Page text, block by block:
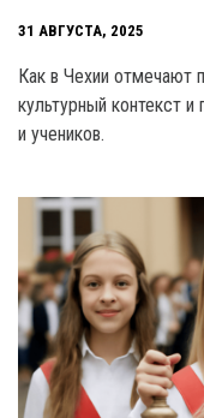
31 АВГУСТА, 2025
Как в Чехии отмечают
культурный контекст
и учеников.